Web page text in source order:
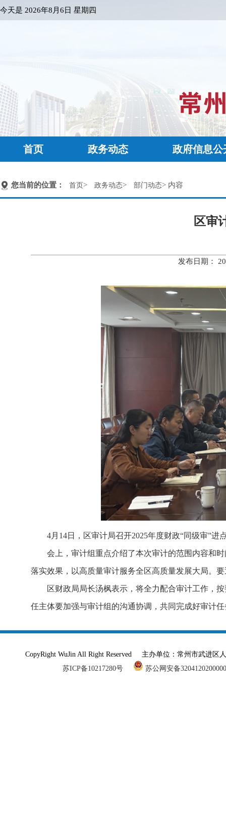
今天是 2026年8月6日 星期四
首页 政务动态 政府信息公
您当前的位置： 首页> 政务动态> 部门动态> 内容
区审
发布日期：
4月14日，区审计局召开2025年度财政“同级审”
会上，审计组重点介绍了本次审计的范围内容和
落实效果，以高质量审计服务全区高质量发展大局。
区财政局局长汤枫表示，将全力配合审计工作，
任主体要加强与审计组的沟通协调，共同完成好审计
CopyRight WuJin All Right Reserved 主办单位：常州市武进
苏ICP备10217280号
苏公网安备